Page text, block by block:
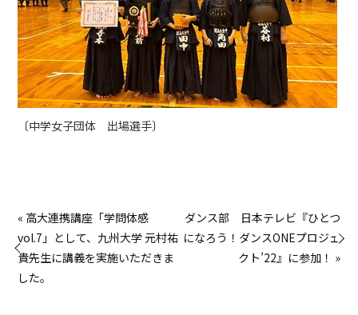
〔中学女子団体 出場選手〕
« 高大連携講座「学問体感
vol.7」として、九州大学 元村祐
貴先生に講義を実施いただきま
した。
ダンス部 日本テレビ『ひとつ
になろう！ダンスONEプロジェ
クト’22』に参加！ »